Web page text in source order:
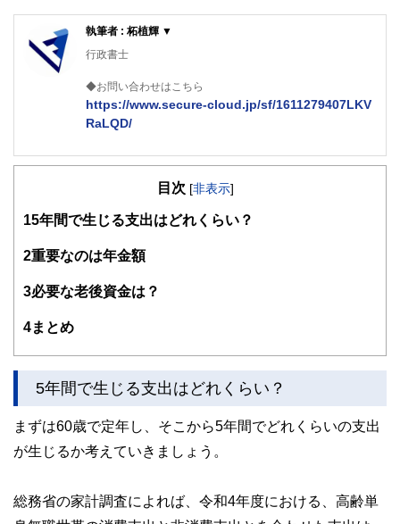
執筆者 : 柘植輝 ▼
行政書士
◆お問い合わせはこちら
https://www.secure-cloud.jp/sf/1611279407LKV
RaLQD/
２級ファイナンシャルプランナー
活かして活動を始める。
する傍ら、フリーライターとして精力的に活動中。広範な知
目次 [非表示]
1 5年間で生じる支出はどれくらい？
2重要なのは年金額
3必要な老後資金は？
4まとめ
5年間で生じる支出はどれくらい？
まずは60歳で定年し、そこから5年間でどれくらいの支出
が生じるか考えていきましょう。
総務省の家計調査によれば、令和4年度における、高齢単